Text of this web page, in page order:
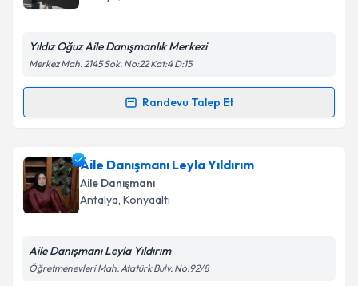
Yıldız Oğuz Aile Danışmanlık Merkezi
Merkez Mah. 2145 Sok. No:22 Kat:4 D:15
Randevu Talep Et
Randevu Takvimi Talebi
Aile Danışmanı Yıldız Oğuziçin randevu takvimi
talebi oluşturun. Size bu uzmandan randevu almanız
için bir takvim hazırlandığında e-posta ile
bilgilendireceğiz.
Aile Danışmanı Leyla Yıldırım
Aile Danışmanı
Antalya, Konyaaltı
Aile Danışmanı Leyla Yıldırım
Öğretmenevleri Mah. Atatürk Bulv. No:92/8